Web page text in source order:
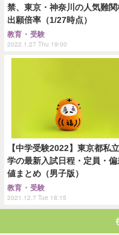
禁、東京・神奈川の人気難関
出願倍率（1/27時点）
教育・受験
2022.1.27 Thu 19:00
【中学受験2022】東京都私
学の最新入試日程・定員・偏
値まとめ（男子版）
教育・受験
2021.12.7 Tue 18:15